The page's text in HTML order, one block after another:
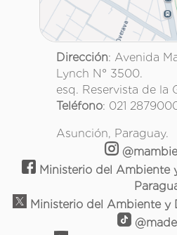
Dirección: Avenida
Lynch N° 3500.
esq. Reservista de la
Teléfono: 021
Asunción, Paraguay.
Ministerio del Ambiente
Ministerio del Ambiente y